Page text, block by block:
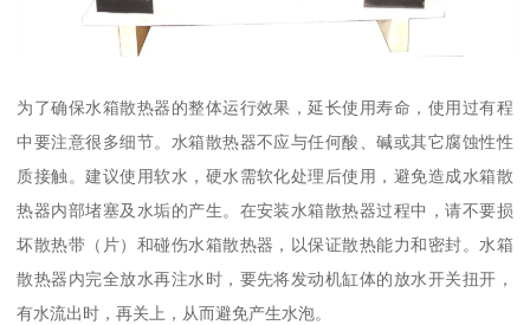
为了确保水箱散热器的整体运行效果，延长使用寿命，使用过有程
中要注意很多细节。水箱散热器不应与任何酸、碱或其它腐蚀性性
质接触。建议使用软水，硬水需软化处理后使用，避免造成水箱散
热器内部堵塞及水垢的产生。在安装水箱散热器过程中，请不要损
坏散热带（片）和碰伤水箱散热器，以保证散热能力和密封。水箱
散热器内完全放水再注水时，要先将发动机缸体的放水开关扭开，
有水流出时，再关上，从而避免产生水泡。